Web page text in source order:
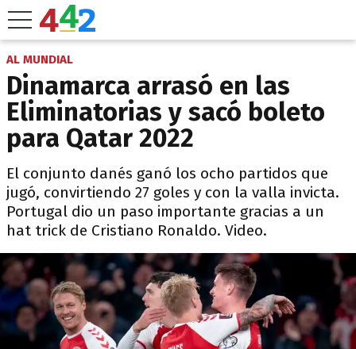
AL MUNDIAL
Dinamarca arrasó en las
Eliminatorias y sacó boleto
para Qatar 2022
El conjunto danés ganó los ocho partidos que
jugó, convirtiendo 27 goles y con la valla invicta.
Portugal dio un paso importante gracias a un
hat trick de Cristiano Ronaldo. Video.